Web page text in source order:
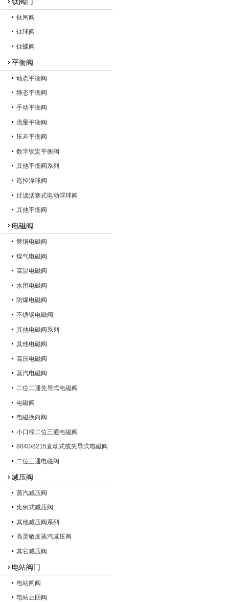
钛阀门
钛闸阀
钛球阀
钛蝶阀
平衡阀
动态平衡阀
静态平衡阀
手动平衡阀
流量平衡阀
压差平衡阀
数字锁定平衡阀
其他平衡阀系列
遥控浮球阀
过滤活塞式电动浮球阀
其他平衡阀
电磁阀
黄铜电磁阀
煤气电磁阀
高温电磁阀
水用电磁阀
防爆电磁阀
不锈钢电磁阀
其他电磁阀系列
其他电磁阀
高压电磁阀
蒸汽电磁阀
二位二通先导式电磁阀
电磁阀
电磁换向阀
小口径二位三通电磁阀
8040/8215直动式或先导式电磁阀
二位三通电磁阀
减压阀
蒸汽减压阀
比例式减压阀
其他减压阀系列
高灵敏度蒸汽减压阀
其它减压阀
电站阀门
电站闸阀
电站止回阀